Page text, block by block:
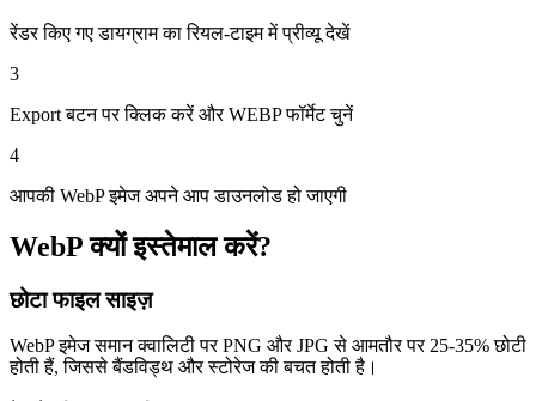
रेंडर किए गए डायग्राम का रियल-टाइम में प्रीव्यू देखें
3
Export बटन पर क्लिक करें और WEBP फॉर्मेट चुनें
4
आपकी WebP इमेज अपने आप डाउनलोड हो जाएगी
WebP क्यों इस्तेमाल करें?
छोटा फाइल साइज़
WebP इमेज समान क्वालिटी पर PNG और JPG से आमतौर पर 25-35% छोटी
होती हैं, जिससे बैंडविड्थ और स्टोरेज की बचत होती है।